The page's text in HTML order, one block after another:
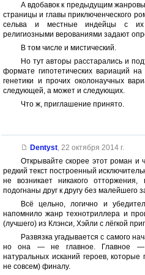
А вдобавок к предыдущим
страницы и главы приключенческого
сельва и местные индейцы с их
религиозными верованиями задают
В том числе и мистический.
Но тут авторы расстарались и
формате гипотетических вариаций
генетики и прочих околонаучных
следующей, а может и следующих.
Что ж, приглашение принято.
Dentyst, 22 октября 2014 г.
Открывайте скорее этот роман и
редкий текст построенный
не возникает никакого
подогнаны друг к другу без малейшего
Всё цельно, логично и
напомнило жанр технотриллера и
(лучшего) из Клэнси, Хэйли с лёгкой
Развязка угадывается с самого
но она — не главное. Главное —
натуральных исканий героев,
не совсем) финалу.